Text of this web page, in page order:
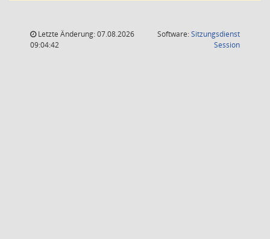
Letzte Änderung: 07.08.2026
09:04:42
Software:Sitzungsdienst
Session(Wird in